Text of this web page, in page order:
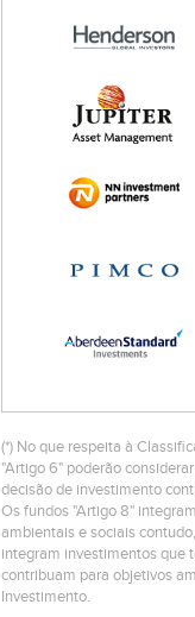
(*) No que respeita à
"Artigo 6" poderão
decisão de investimento
Os fundos "Artigo 8"
ambientais e sociais
integram investimentos que
contribuam para objetivos
Investimento.